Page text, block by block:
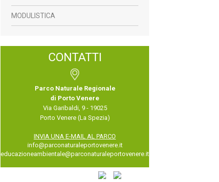
CONTATTI
Parco Naturale Regionale
di Porto Venere
Via Garibaldi, 9 - 19025
Porto Venere (La Spezia)
INVIA UNA E-MAIL AL PARCO
info@parconaturaleportovenere.it
educazioneambientale@parconaturaleportovenere.it
MODULISTICA